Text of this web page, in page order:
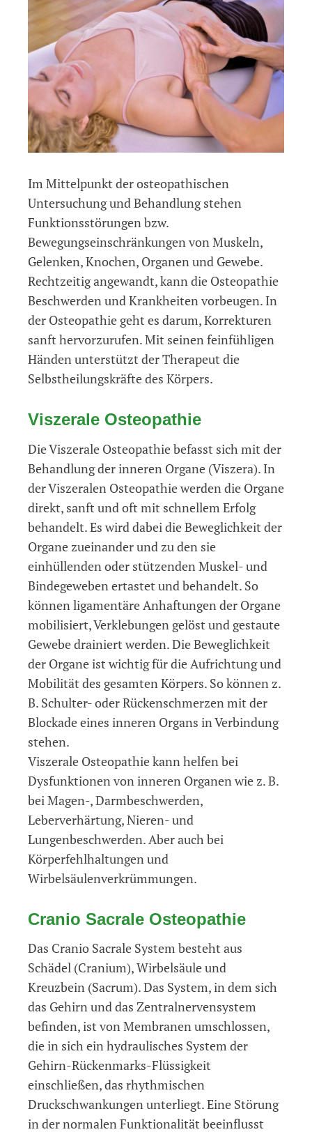
Im Mittelpunkt der osteopathischen
Untersuchung und Behandlung stehen
Funktionsstörungen bzw.
Bewegungseinschränkungen von Muskeln,
Gelenken, Knochen, Organen und Gewebe.
Rechtzeitig angewandt, kann die Osteopathie
Beschwerden und Krankheiten vorbeugen. In
der Osteopathie geht es darum, Korrekturen
sanft hervorzurufen. Mit seinen feinfühligen
Händen unterstützt der Therapeut die
Selbstheilungskräfte des Körpers.
Viszerale Osteopathie
Die Viszerale Osteopathie befasst sich mit der
Behandlung der inneren Organe (Viszera). In
der Viszeralen Osteopathie werden die Organe
direkt, sanft und oft mit schnellem Erfolg
behandelt. Es wird dabei die Beweglichkeit der
Organe zueinander und zu den sie
einhüllenden oder stützenden Muskel- und
Bindegeweben ertastet und behandelt. So
können ligamentäre Anhaftungen der Organe
mobilisiert, Verklebungen gelöst und gestaute
Gewebe drainiert werden. Die Beweglichkeit
der Organe ist wichtig für die Aufrichtung und
Mobilität des gesamten Körpers. So können z.
B. Schulter- oder Rückenschmerzen mit der
Blockade eines inneren Organs in Verbindung
stehen.
Viszerale Osteopathie kann helfen bei
Dysfunktionen von inneren Organen wie z. B.
bei Magen-, Darmbeschwerden,
Leberverhärtung, Nieren- und
Lungenbeschwerden. Aber auch bei
Körperfehlhaltungen und
Wirbelsäulenverkrümmungen.
Cranio Sacrale Osteopathie
Das Cranio Sacrale System besteht aus
Schädel (Cranium), Wirbelsäule und
Kreuzbein (Sacrum). Das System, in dem sich
das Gehirn und das Zentralnervensystem
befinden, ist von Membra­nen umschlossen,
die in sich ein hydraulisches System der
Gehirn-Rückenmarks-Flüssigkeit
einschließen, das rhythmischen
Druckschwankungen unter­liegt. Eine Störung
in der normalen Funktionalität beeinflusst